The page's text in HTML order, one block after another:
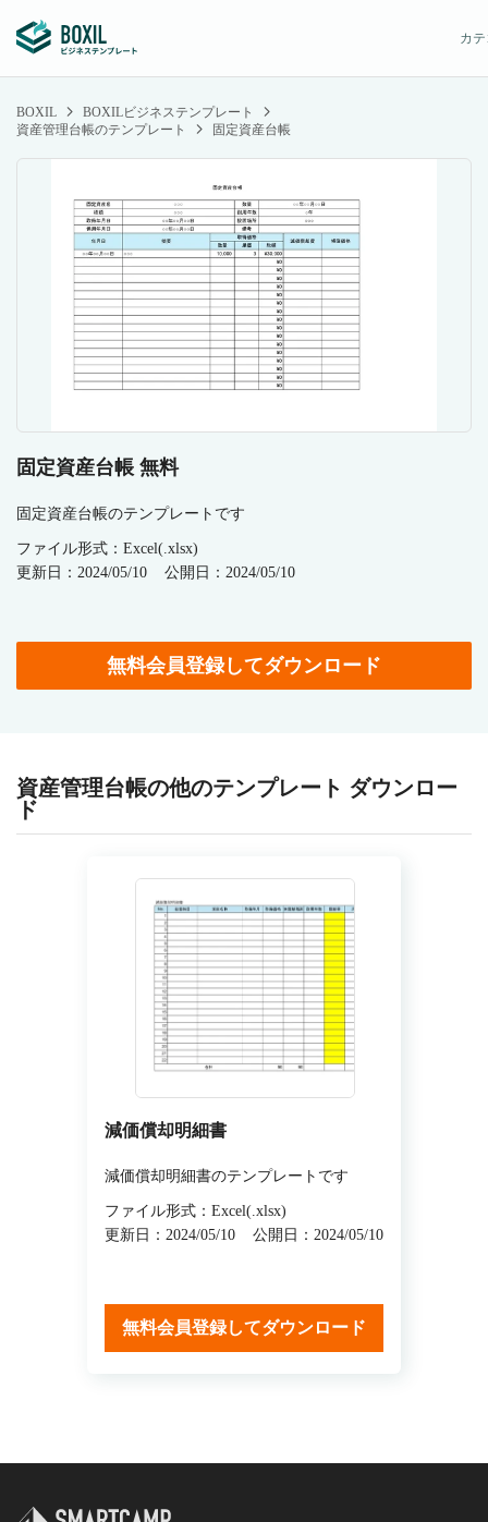
カ
BOXIL
BOXILビジネステンプレート
資産管理台帳のテンプレート
固定資産台帳
固定資産台帳 無料
固定資産台帳のテンプレートです
ファイル形式：Excel(.xlsx)
更新日：2024/05/10
公開日：2024/05/10
無料会員登録してダウンロード
資産管理台帳の他のテンプレート ダウンロー
ド
減価償却明細書
減価償却明細書のテンプレートです
ファイル形式：Excel(.xlsx)
更新日：2024/05/10
公開日：2024/05/10
無料会員登録してダウンロード